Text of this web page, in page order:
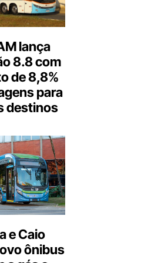
lança
8.8 com
de 8,8%
para
destinos
e Caio
ônibus